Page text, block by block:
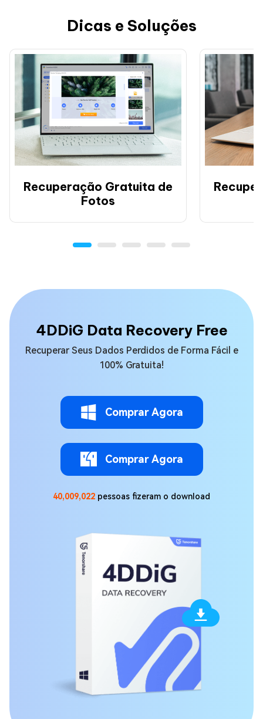
Dicas e Soluções
Recuperação Gratuita de
Fotos
4DDiG Data Recovery Free
Recuperar Seus Dados Perdidos de Forma Fácil e
100% Gratuita!
Comprar Agora
Comprar Agora
40,009,022 pessoas fizeram o download